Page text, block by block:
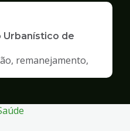
de
remanejamento,